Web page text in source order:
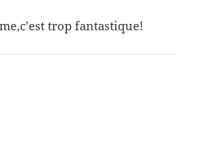
trop fantastique!